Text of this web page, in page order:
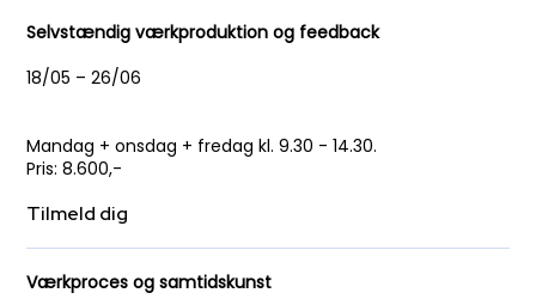
Selvstændig værkproduktion og feedback
18/05 – 26/06
Mandag + onsdag + fredag kl. 9.30 - 14.30.
​Pris​: 8.600,-
Tilmeld dig
Værkproces og samtidskunst